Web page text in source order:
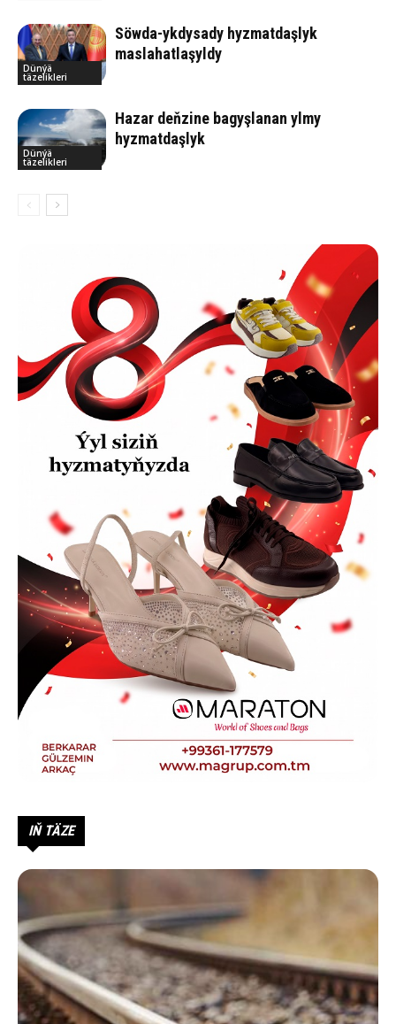
Dünýä
täzelikleri
Söwda-ykdysady hyzmatdaşlyk
maslahatlaşyldy
Dünýä
täzelikleri
Hazar deňzine bagyşlanan ylmy
hyzmatdaşlyk
IŇ TÄZE